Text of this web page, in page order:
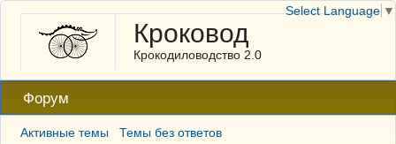
Кроковод
Крокодиловодство 2.0
Форум
Активные темы Темы без ответов
Select Language ▼